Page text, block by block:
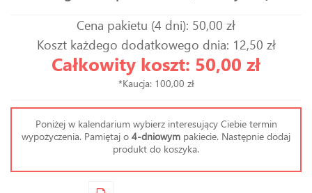
Cena pakietu (4 dni): 50,00 zł
Koszt każdego dodatkowego dnia: 12,50 zł
Całkowity koszt: 50,00 zł
*Kaucja: 100,00 zł
Poniżej w kalendarium wybierz interesujący Ciebie termin
wypożyczenia. Pamiętaj o 4-dniowym pakiecie. Następnie dodaj
produkt do koszyka.